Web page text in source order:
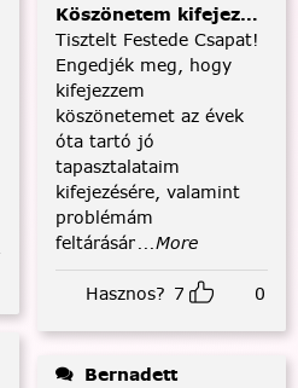
Köszönetem kifejezése
Tisztelt Festede Csapat!
Engedjék meg, hogy
kifejezzem
köszönetemet az évek
óta tartó jó
tapasztalataim
kifejezésére, valamint
problémám
feltárásár...More
Hasznos? 7 0
Bernadett